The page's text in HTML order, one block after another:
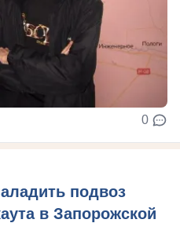
0
подвоз
в Запорожской